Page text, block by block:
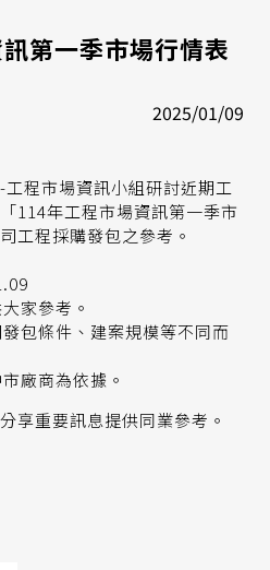
第一季市場行情表
2025/01/09
程市場資訊小組研討近期工
114年工程市場資訊第一季市
工程採購發包之參考。
家參考。
包條件、建案規模等不同而
廠商為依據。
享重要訊息提供同業參考。